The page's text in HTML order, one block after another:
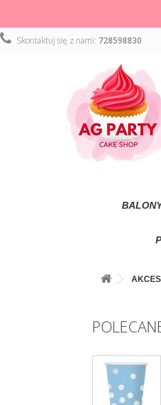
Skontaktuj się z nami: 728598830